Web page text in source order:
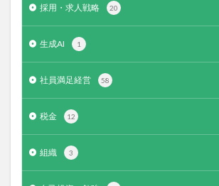
採用・求人戦略 20
生成AI 1
社員満足経営 58
税金 12
組織 3